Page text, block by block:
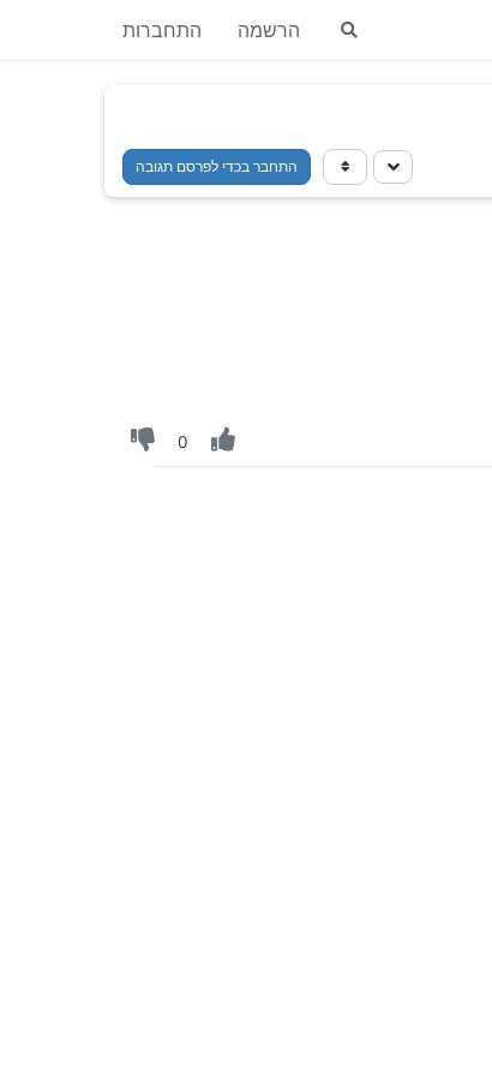
הרשמה התחברות
התחבר בכדי לפרסם תגובה
0